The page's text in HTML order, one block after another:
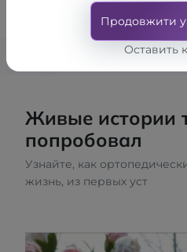
Живые истории
попробовал
Узнайте, как
жизнь, из первых уст
Продовжити
Оставить